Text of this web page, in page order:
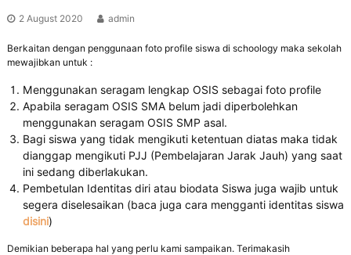
a
e
l
a
n
o
l
2 August 2020 admin
Berkaitan dengan penggunaan foto profile siswa di schoology maka sekolah
mewajibkan untuk :
Menggunakan seragam lengkap OSIS sebagai foto profile
Apabila seragam OSIS SMA belum jadi diperbolehkan
menggunakan seragam OSIS SMP asal.
Bagi siswa yang tidak mengikuti ketentuan diatas maka tidak
dianggap mengikuti PJJ (Pembelajaran Jarak Jauh) yang saat
ini sedang diberlakukan.
Pembetulan Identitas diri atau biodata Siswa juga wajib untuk
segera diselesaikan (baca juga cara mengganti identitas siswa
disini)
Demikian beberapa hal yang perlu kami sampaikan. Terimakasih